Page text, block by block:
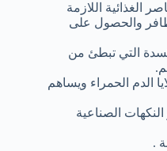
الغذائية اللازمة
والحصول على
التي تبطئ من
الدم الحمراء ويساهم
الصناعية
.